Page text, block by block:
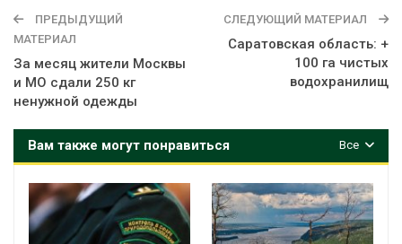
ПРЕДЫДУЩИЙ
МАТЕРИАЛ
За месяц жители Москвы
и МО сдали 250 кг
ненужной одежды
СЛЕДУЮЩИЙ МАТЕРИАЛ
Саратовская область: +
100 га чистых
водохранилищ
Все
Вам также могут понравиться